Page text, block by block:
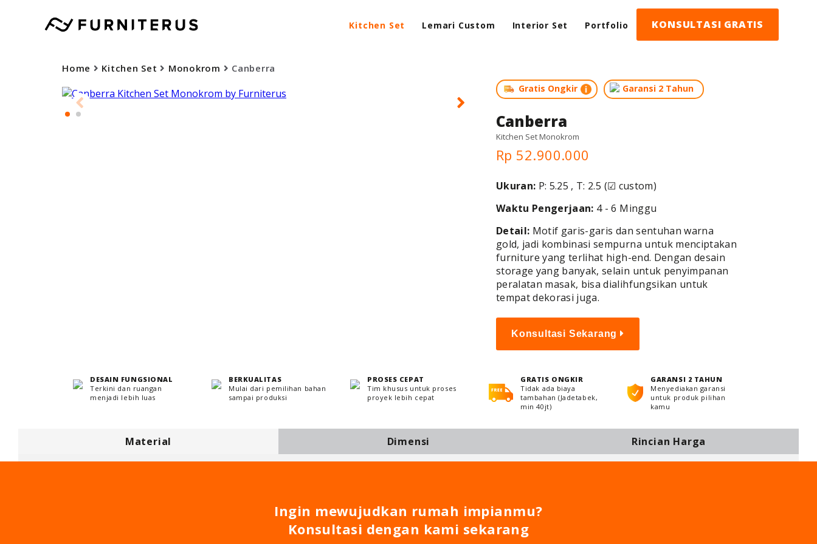
Kitchen Set Lemari Custom Interior Set Portfolio KONSULTASI GRATIS
Home Kitchen Set Monokrom Canberra
Gratis Ongkir Garansi 2 Tahun
Canberra
Kitchen Set Monokrom
Rp 52.900.000
Ukuran: P: 5.25 , T: 2.5 (☑ custom)
Waktu Pengerjaan: 4 - 6 Minggu
Detail: Motif garis-garis dan sentuhan warna
gold, jadi kombinasi sempurna untuk menciptakan
furniture yang terlihat high-end. Dengan desain
storage yang banyak, selain untuk penyimpanan
peralatan masak, bisa dialihfungsikan untuk
tempat dekorasi juga.
Konsultasi Sekarang
Material Dimensi Rincian Harga
DESAIN FUNGSIONAL
Terkini dan ruangan
menjadi lebih luas
BERKUALITAS
Mulai dari pemilihan bahan
sampai produksi
PROSES CEPAT
Tim khusus untuk proses
proyek lebih cepat
GRATIS ONGKIR
Tidak ada biaya
tambahan (Jadetabek,
min 40jt)
GARANSI 2 TAHUN
Menyediakan garansi
untuk produk pilihan
kamu
Ingin mewujudkan rumah impianmu?
Konsultasi dengan kami sekarang